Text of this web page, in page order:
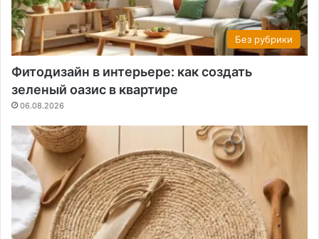
Без рубрики
Фитодизайн в интерьере: как создать
зеленый оазис в квартире
06.08.2026